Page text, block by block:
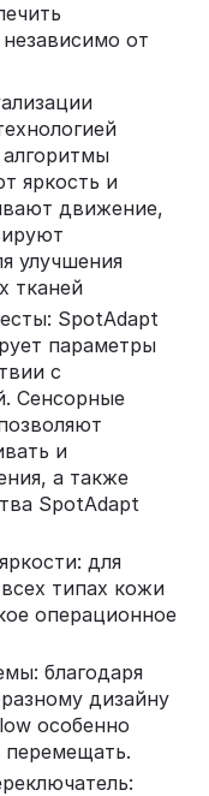
от
алгоритмы
яркость и
движение,
улучшения
тканей
SpotAdapt
параметры
с
Сенсорные
и
а также
SpotAdapt
для
типах кожи
операционное
благодаря
дизайну
особенно
перемещать.